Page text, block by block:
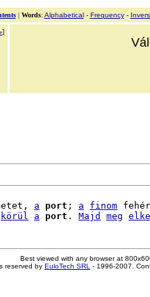
| Words: Alphabetical- Frequency-
]
a port ; a finom
körül a port . Majd meg
Best viewed with any browser at
reserved by EuloTech SRL - 1996-2007.